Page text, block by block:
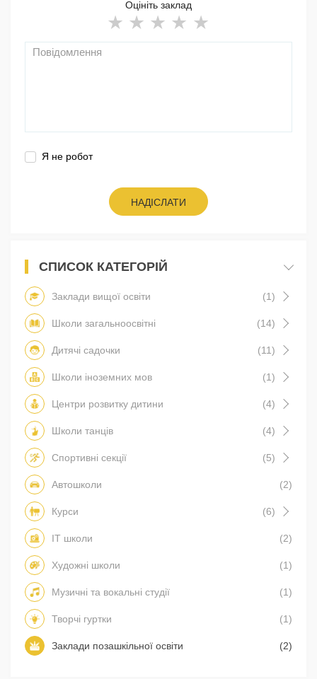
Оцініть заклад
Я не робот
НАДІСЛАТИ
СПИСОК КАТЕГОРІЙ
Заклади вищої освіти (1)
Школи загальноосвітні (14)
Дитячі садочки (11)
Школи іноземних мов (1)
Центри розвитку дитини (4)
Школи танців (4)
Спортивні секції (5)
Автошколи (2)
Курси (6)
IT школи (2)
Художні школи (1)
Музичні та вокальні студії (1)
Творчі гуртки (1)
Заклади позашкільної освіти (2)